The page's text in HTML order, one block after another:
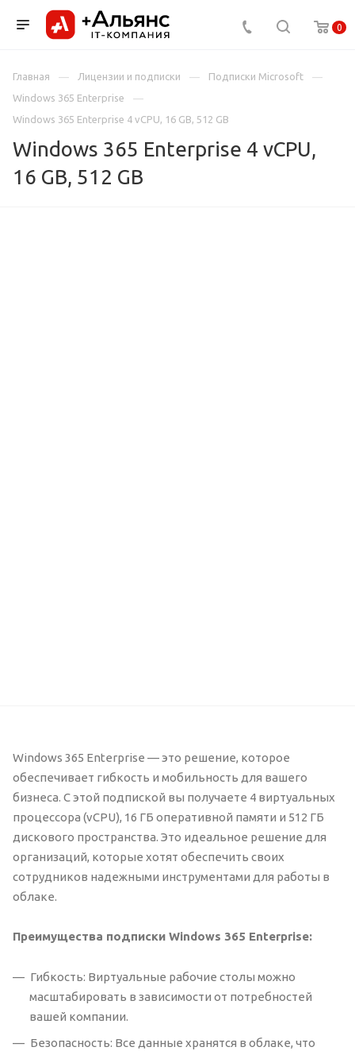
0
Главная Лицензии и подписки
Подписки Microsoft
Windows 365 Enterprise
Windows 365 Enterprise 4 vCPU, 16 GB, 512 GB
Windows 365 Enterprise 4 vCPU,
16 GB, 512 GB
Windows 365 Enterprise — это решение, которое
обеспечивает гибкость и мобильность для вашего
бизнеса. С этой подпиской вы получаете 4 виртуальных
процессора (vCPU), 16 ГБ оперативной памяти и 512 ГБ
дискового пространства. Это идеальное решение для
организаций, которые хотят обеспечить своих
сотрудников надежными инструментами для работы в
облаке.
Преимущества подписки Windows 365 Enterprise:
Гибкость: Виртуальные рабочие столы можно
масштабировать в зависимости от потребностей
вашей компании.
Безопасность: Все данные хранятся в облаке, что